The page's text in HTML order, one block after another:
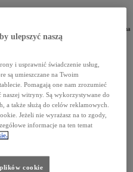
standardami jakości Toyoty i jest wykonywana
dla naszych Klientów to:
ulepszyć naszą
i usprawnić świadczenie usług,
są umieszczane na Twoim
Pomagają one nam zrozumieć
witryny. Są wykorzystywane do
a także służą do celów reklamowych.
Jeżeli nie wyrażasz na to zgody,
informacje na ten temat
cookie